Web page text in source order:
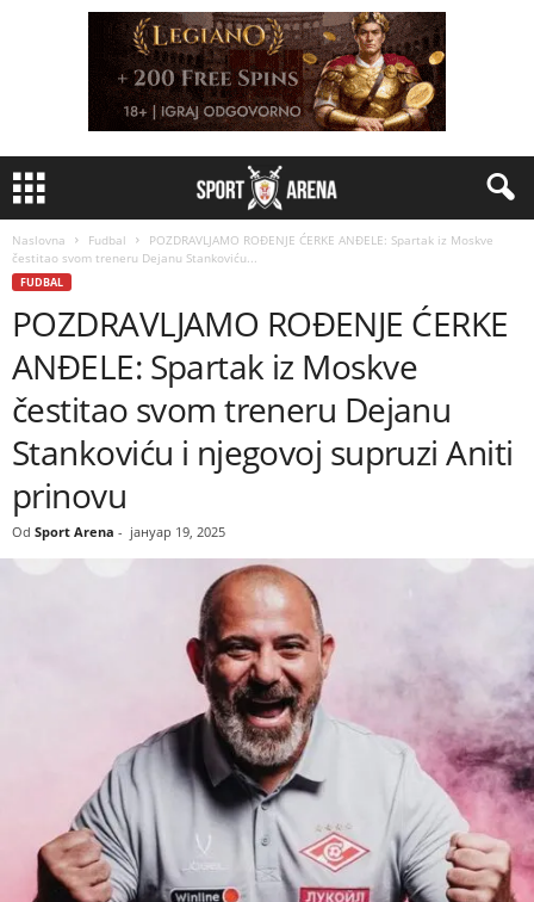
Naslovna Fudbal
POZDRAVLJAMO ROĐENJE ĆERKE ANĐELE: Spartak iz Moskve
čestitao svom treneru Dejanu Stankoviću...
FUDBAL
POZDRAVLJAMO ROĐENJE ĆERKE
ANĐELE: Spartak iz Moskve
čestitao svom treneru Dejanu
Stankoviću i njegovoj supruzi Aniti
prinovu
Od Sport Arena - јануар 19, 2025